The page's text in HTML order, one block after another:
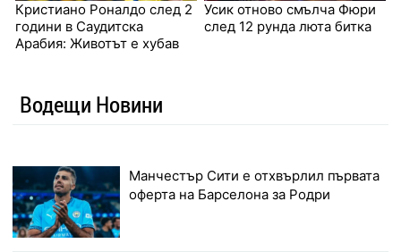
Кристиано Роналдо след 2
години в Саудитска
Арабия: Животът е хубав
Усик отново смълча Фюри
след 12 рунда люта битка
Водещи Новини
Манчестър Сити е отхвърлил първата
оферта на Барселона за Родри